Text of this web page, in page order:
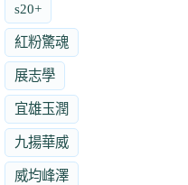
s20+
紅粉驚魂
展志學
宜雄玉潤
九揚華威
威均峰澤